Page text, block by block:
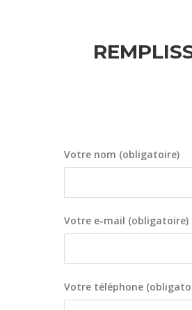
Votre nom (obligatoire)
Votre e-mail (obligatoire)
Votre téléphone